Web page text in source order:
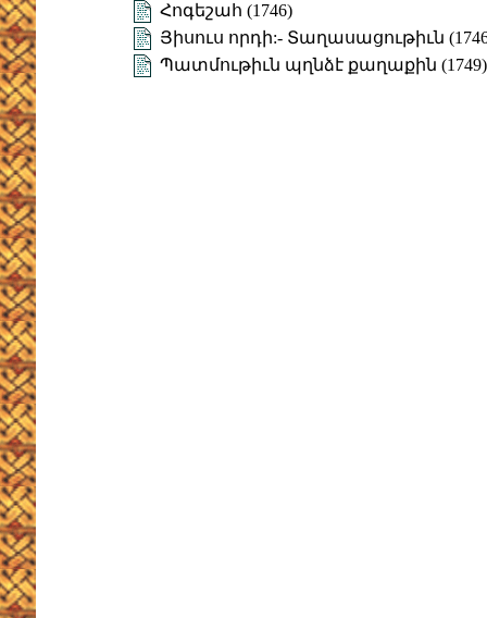
Հոգեշահ (1746)
Յիսուս որդի:- Տաղասացութիւն
Պատմութիւն պղնձէ քաղաքին (1749)